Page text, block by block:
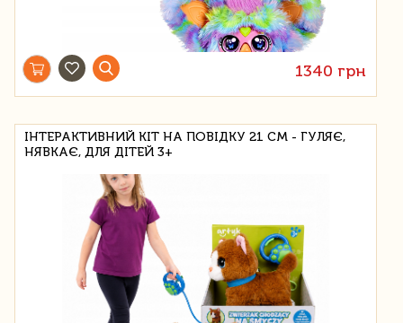
1340 грн
ІНТЕРАКТИВНИЙ КІТ НА ПОВІДКУ 21 СМ - ГУЛЯЄ,
НЯВКАЄ, ДЛЯ ДІТЕЙ 3+